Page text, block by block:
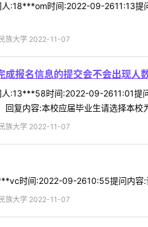
:18***om时间:2022-09-2611:13提
族大学 2022-11-07
成报名信息的提交会不会出现人
:13***58时间:2022-09-2611:01提
回复内容:本校应届毕业生请选择本
族大学 2022-11-07
时间:2022-09-2610:55提问内容
族大学 2022-11-07